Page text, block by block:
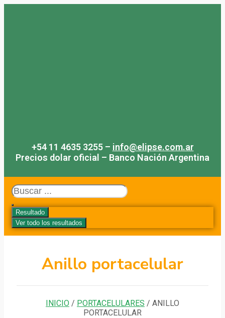
+54 11 4635 3255 – info@elipse.com.ar
Precios dolar oficial – Banco Nación Argentina
Search
...
Resultado
Ver todo los resultados
Anillo portacelular
INICIO / PORTACELULARES / ANILLO
PORTACELULAR